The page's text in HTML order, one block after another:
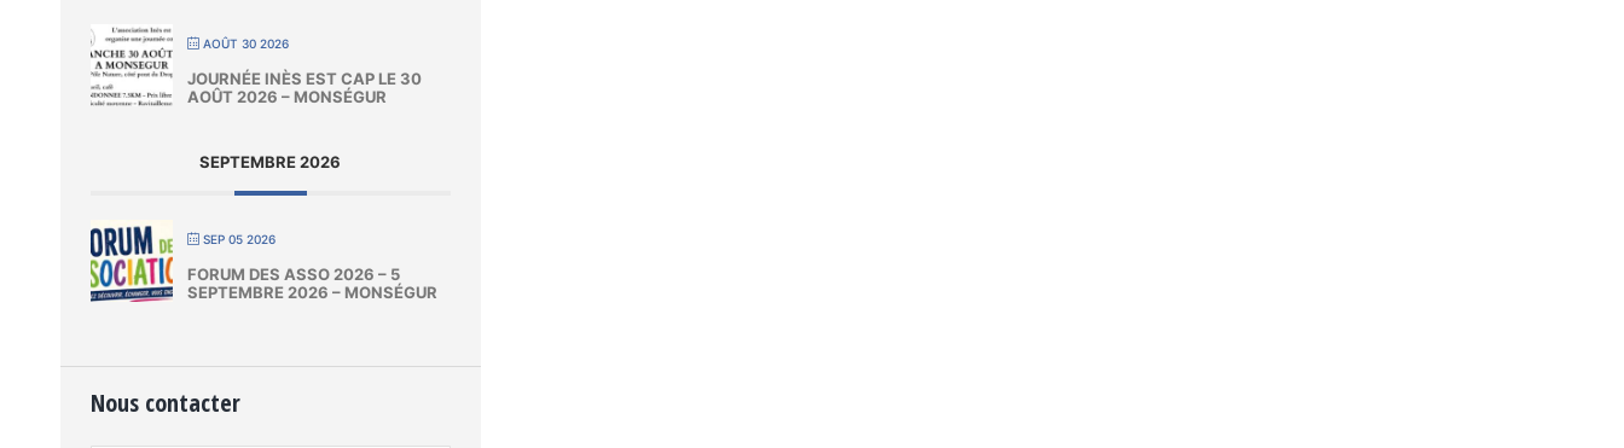
AOÛT 30 2026
JOURNÉE INÈS EST CAP LE 30
AOÛT 2026 – MONSÉGUR
SEPTEMBRE 2026
SEP 05 2026
FORUM DES ASSO 2026 – 5
SEPTEMBRE 2026 – MONSÉGUR
Nous contacter